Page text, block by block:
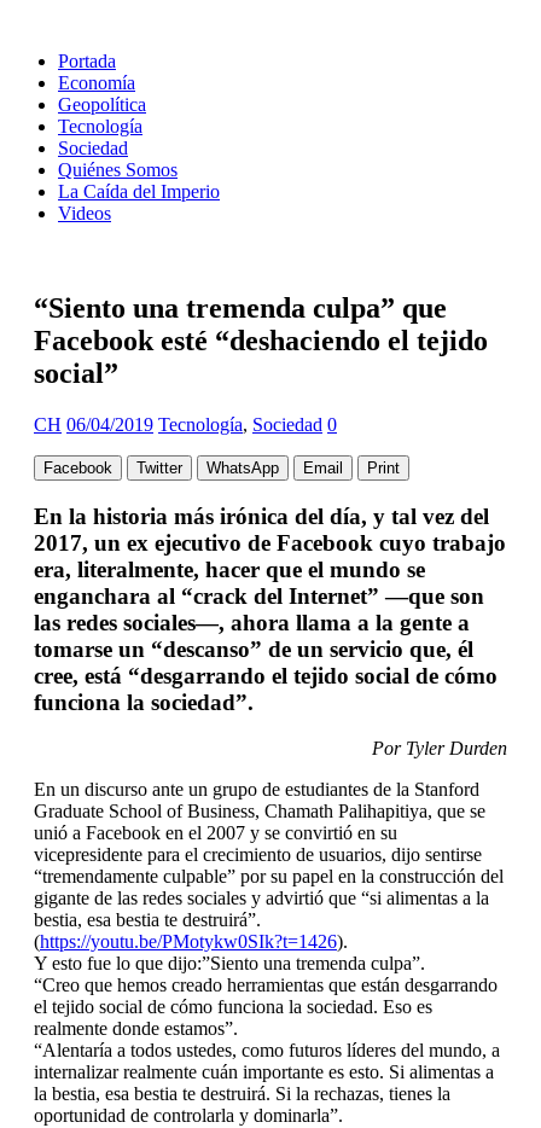
Portada
Economía
Geopolítica
Tecnología
Sociedad
Quiénes Somos
La Caída del Imperio
Videos
“Siento una tremenda culpa” que
Facebook esté “deshaciendo el tejido
social”
CH 06/04/2019 Tecnología, Sociedad 0
Facebook Twitter WhatsApp Email Print
En la historia más irónica del día, y tal vez del
2017, un ex ejecutivo de Facebook cuyo trabajo
era, literalmente, hacer que el mundo se
enganchara al “crack del Internet” —que son
las redes sociales—, ahora llama a la gente a
tomarse un “descanso” de un servicio que, él
cree, está “desgarrando el tejido social de cómo
funciona la sociedad”.
Por Tyler Durden
En un discurso ante un grupo de estudiantes de la Stanford
Graduate School of Business, Chamath Palihapitiya, que se
unió a Facebook en el 2007 y se convirtió en su
vicepresidente para el crecimiento de usuarios, dijo sentirse
“tremendamente culpable” por su papel en la construcción del
gigante de las redes sociales y advirtió que “si alimentas a la
bestia, esa bestia te destruirá”.
(https://youtu.be/PMotykw0SIk?t=1426).
Y esto fue lo que dijo:”Siento una tremenda culpa”.
“Creo que hemos creado herramientas que están desgarrando
el tejido social de cómo funciona la sociedad. Eso es
realmente donde estamos”.
“Alentaría a todos ustedes, como futuros líderes del mundo, a
internalizar realmente cuán importante es esto. Si alimentas a
la bestia, esa bestia te destruirá. Si la rechazas, tienes la
oportunidad de controlarla y dominarla”.